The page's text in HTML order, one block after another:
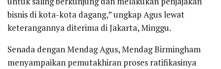
bisnis di kota-kota dagang,” ungkap Agus lewat
keterangannya diterima di Jakarta, Minggu.
Senada dengan Mendag Agus, Mendag Birmingham
menyampaikan pemutakhiran proses ratifikasinya